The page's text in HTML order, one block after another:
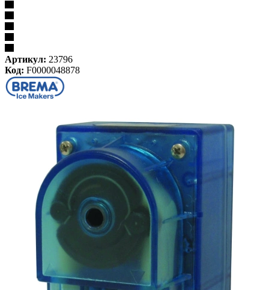
Артикул: 23796
Код: F0000048878